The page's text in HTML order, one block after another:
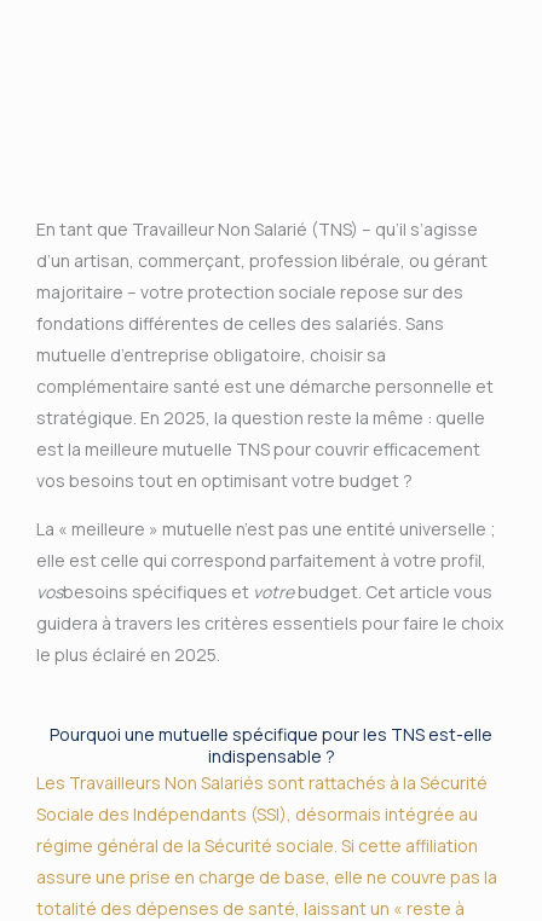
En tant que Travailleur Non Salarié (TNS) – qu’il s’agisse
d’un artisan, commerçant, profession libérale, ou gérant
majoritaire – votre protection sociale repose sur des
fondations différentes de celles des salariés. Sans
mutuelle d’entreprise obligatoire, choisir sa
complémentaire santé est une démarche personnelle et
stratégique. En 2025, la question reste la même : quelle
est la meilleure mutuelle TNS pour couvrir efficacement
vos besoins tout en optimisant votre budget ?
La « meilleure » mutuelle n’est pas une entité universelle ;
elle est celle qui correspond parfaitement à votre profil,
vosbesoins spécifiques et votrebudget. Cet article vous
guidera à travers les critères essentiels pour faire le choix
le plus éclairé en 2025.
Pourquoi une mutuelle spécifique pour les TNS est-elle
indispensable ?
Les Travailleurs Non Salariés sont rattachés à la Sécurité
Sociale des Indépendants (SSI), désormais intégrée au
régime général de la Sécurité sociale. Si cette affiliation
assure une prise en charge de base, elle ne couvre pas la
totalité des dépenses de santé, laissant un « reste à